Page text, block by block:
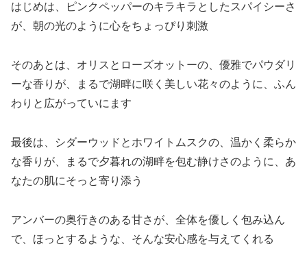
はじめは、ピンクペッパーのキラキラとしたスパイシーさ
が、朝の光のように心をちょっぴり刺激
そのあとは、オリスとローズオットーの、優雅でパウダリ
ーな香りが、まるで湖畔に咲く美しい花々のように、ふん
わりと広がっていにます
最後は、シダーウッドとホワイトムスクの、温かく柔らか
な香りが、まるで夕暮れの湖畔を包む静けさのように、あ
なたの肌にそっと寄り添う
アンバーの奥行きのある甘さが、全体を優しく包み込ん
で、ほっとするような、そんな安心感を与えてくれる